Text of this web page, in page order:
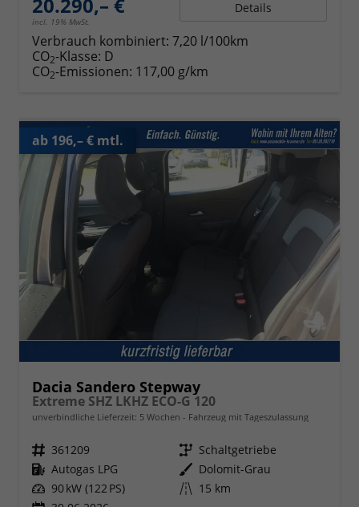
incl. 19% MwSt.
Details
Verbrauch kombiniert: 7,20 l/100km
CO2-Klasse: D
CO2-Emissionen: 117,00 g/km
ab 196,– € mtl.
Dacia Sandero Stepway
Extreme SHZ LKHZ ECO-G 120
unverbindliche Lieferzeit: 5 Wochen Fahrzeug mit Tageszulassung
Fahrzeugnr. 361209 Getriebe Schaltgetriebe
Kraftstoff Autogas LPG Außenfarbe Dolomit-Grau
Leistung 90 kW (122 PS) Kilometerstand 15 km